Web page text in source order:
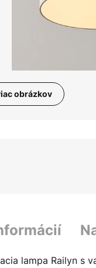
obrázkov
lampa Railyn s